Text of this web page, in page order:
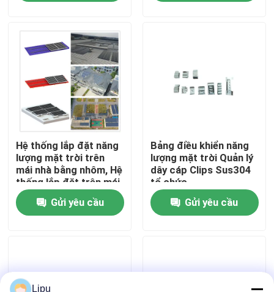
Chương trình VR
Về chúng tôi
Tham quan nhà máy
Kiểm soát chất lượng
Liên hệ chúng tôi
Hệ thống lắp đặt PV năng lượng mặt trời
Hệ thống lắp đặt năng
lượng mặt trời trên
mái nhà bằng nhôm, Hệ
thống lắp đặt trên mái
nhà bằng năng lượng
mặt trời đa năng lượng
mặt trời PV
Gửi yêu cầu
Bảng điều khiển năng
lượng mặt trời Quản lý
dây cáp Clips Sus304
tổ chức
Gửi yêu cầu
Lipu